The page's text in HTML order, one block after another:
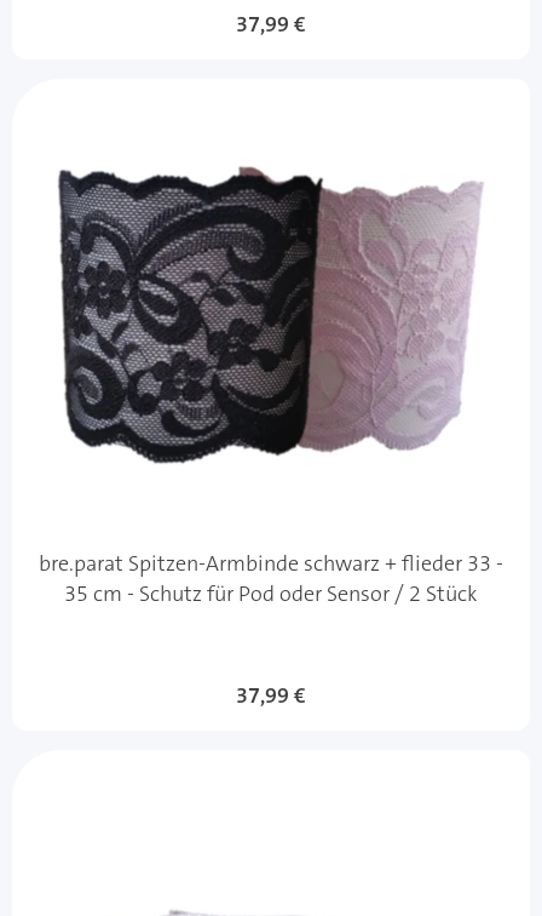
37,99 €
bre.parat Spitzen-Armbinde schwarz + flieder 33 -
35 cm - Schutz für Pod oder Sensor / 2 Stück
37,99 €